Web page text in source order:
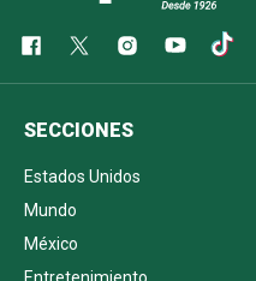
SECCIONES
Estados Unidos
Mundo
México